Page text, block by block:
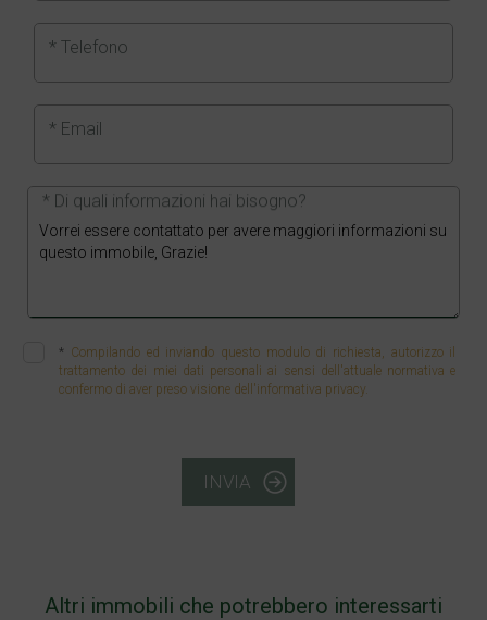
* Telefono
* Email
* Di quali informazioni hai bisogno?
* Compilando ed inviando questo modulo di richiesta, autorizzo il
trattamento dei miei dati personali ai sensi dell'attuale normativa e
confermo di aver preso visione dell'informativa privacy.
INVIA
Altri immobili che potrebbero interessarti